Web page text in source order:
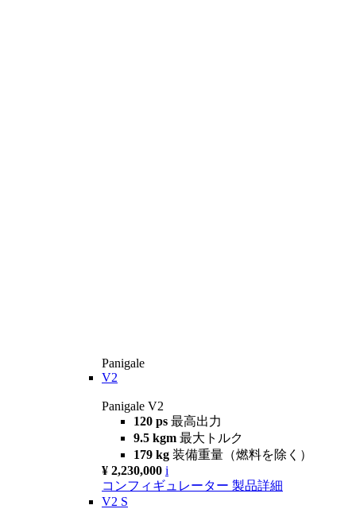
Panigale
V2
Panigale V2
120 ps 最高出力
9.5 kgm 最大トルク
179 kg 装備重量（燃料を除く）
¥ 2,230,000 i
コンフィギュレーター 製品詳細
V2 S